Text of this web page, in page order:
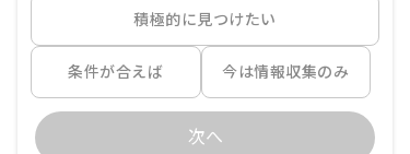
積極的に見つけたい
条件が合えば 今は情報収集のみ
次へ